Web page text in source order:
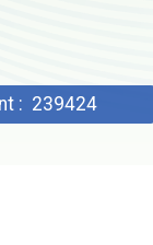
: 239424